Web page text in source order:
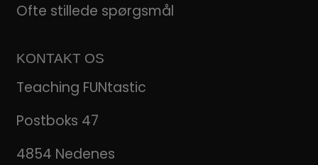
Ofte stillede spørgsmål
KONTAKT OS
Teaching FUNtastic
Postboks 47
4854 Nedenes